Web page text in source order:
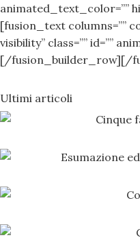
animated_text_color=””
[fusion_text columns=””
visibility” class=”” id=””
[/fusion_builder_row][/
Ultimi articoli